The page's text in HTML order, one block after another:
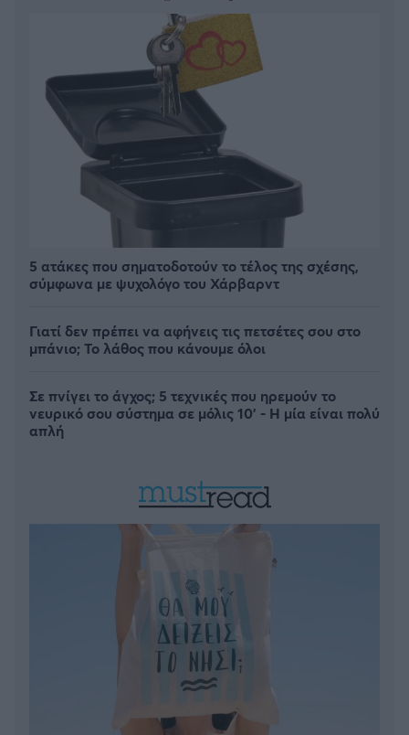
5 ατάκες που σηματοδοτούν το τέλος της σχέσης,
σύμφωνα με ψυχολόγο του Χάρβαρντ
Γιατί δεν πρέπει να αφήνεις τις πετσέτες σου στο
μπάνιο; Το λάθος που κάνουμε όλοι
Σε πνίγει το άγχος; 5 τεχνικές που ηρεμούν το
νευρικό σου σύστημα σε μόλις 10' - Η μία είναι πολύ
απλή